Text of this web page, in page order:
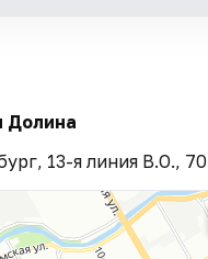
Долина
13-я линия В.О., 70